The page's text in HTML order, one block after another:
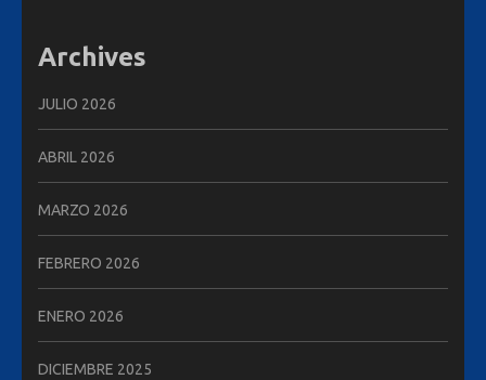
Archives
JULIO 2026
ABRIL 2026
MARZO 2026
FEBRERO 2026
ENERO 2026
DICIEMBRE 2025